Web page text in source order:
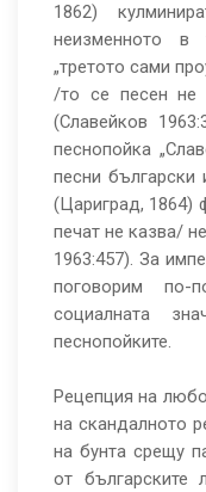
1862)
неизменното в
„третото сами
/то се песен не
(Славейков
песнопойка
песни
(Цариград, 1864)
печат не казва/
1963:457). За
поговорим по-
социалната
песнопойките.
Рецепция на
на скандалното
на бунта срещу
от българските